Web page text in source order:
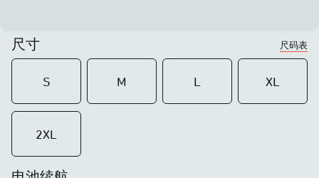
尺寸 尺码表
S M L XL
2XL